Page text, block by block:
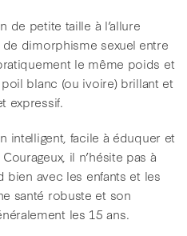
de petite taille à l’allure
de dimorphisme sexuel entre
le même poids et
blanc (ou ivoire) brillant et
expressif.
intelligent, facile à éduquer et
il n’hésite pas à
bien avec les enfants et les
santé robuste et son
les 15 ans.